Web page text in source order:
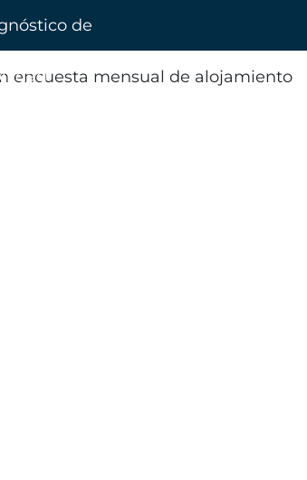
de
encuesta mensual de alojamiento